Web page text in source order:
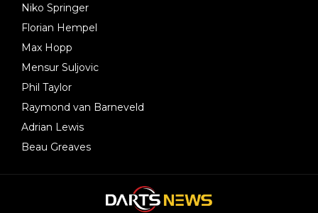
Niko Springer
Florian Hempel
Max Hopp
Mensur Suljovic
Phil Taylor
Raymond van Barneveld
Adrian Lewis
Beau Greaves